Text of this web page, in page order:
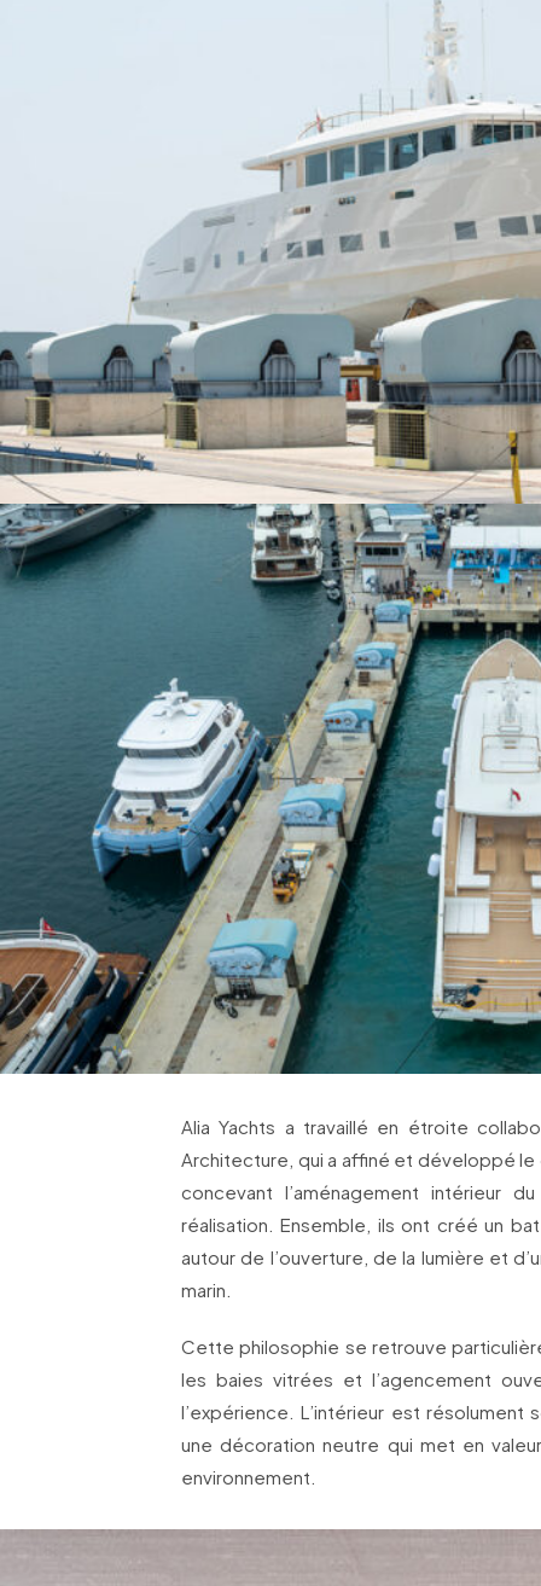
Alia Yachts a travaillé en étroite
Architecture, qui a affiné et développé
concevant l’aménagement intérieur
réalisation. Ensemble, ils ont créé un
autour de l’ouverture, de la lumière et
marin.
Cette philosophie se retrouve
les baies vitrées et l’agencement
l’expérience. L’intérieur est
une décoration neutre qui met en
environnement.